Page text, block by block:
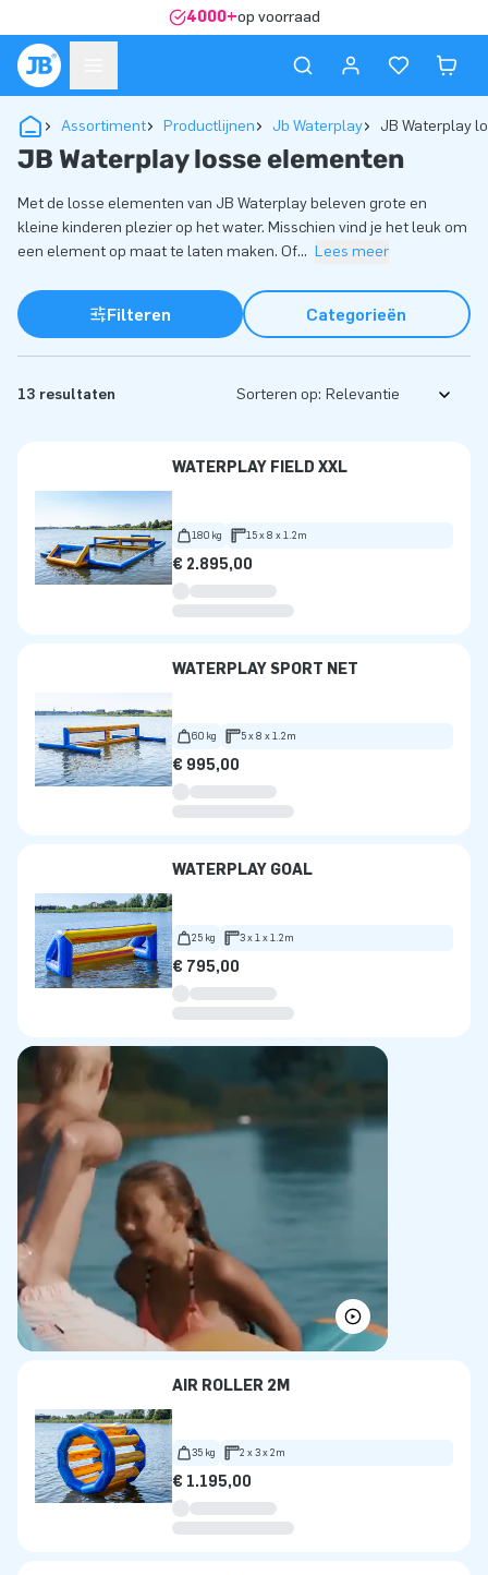
4000+op voorraad
Assortiment Productlijnen Jb Waterplay JB Waterplay
JB Waterplay losse elementen
Met de losse elementen van JB Waterplay beleven grote en
kleine kinderen plezier op het water. Misschien vind je het leuk om
een element op maat te laten maken. Of... Lees meer
Filteren Categorieën
13 resultaten Sorteren op:
WATERPLAY FIELD XXL
180 kg 15 x 8 x 1.2m
€ 2.895,00
WATERPLAY SPORT NET
60 kg 5 x 8 x 1.2m
€ 995,00
WATERPLAY GOAL
25 kg 3 x 1 x 1.2m
€ 795,00
AIR ROLLER 2M
35 kg 2 x 3 x 2m
€ 1.195,00